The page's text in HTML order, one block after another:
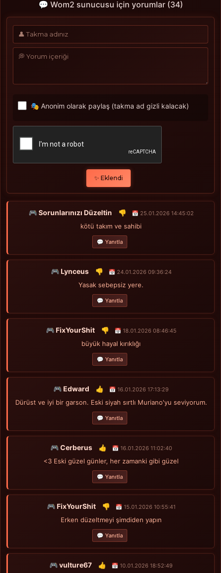
💬 Wom2 sunucusu için yorumlar (34)
🎭 Anonim olarak paylaş (takma ad gizli kalacak)
✨ Eklendi
🎮 Sorunlarınızı Düzeltin 👎 📅 25.01.2026 14:45:02
kötü takım ve sahibi
💬 Yanıtla
🎮 Lynceus 👎 📅 24.01.2026 09:36:24
Yasak sebepsiz yere.
💬 Yanıtla
🎮 FixYourShit 👎 📅 18.01.2026 08:46:45
büyük hayal kırıklığı
💬 Yanıtla
🎮 Edward 👍 📅 16.01.2026 17:13:29
Dürüst ve iyi bir garson. Eski siyah sırtlı Muriano'yu seviyorum.
💬 Yanıtla
🎮 Cerberus 👍 📅 16.01.2026 11:02:40
<3 Eski güzel günler, her zamanki gibi güzel
💬 Yanıtla
🎮 FixYourShit 👎 📅 15.01.2026 10:55:41
Erken düzeltmeyi şimdiden yapın
💬 Yanıtla
🎮 vulture67 👍 📅 10.01.2026 18:52:49